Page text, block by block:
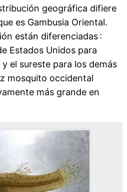
geográfica difiere
es Gambusia Oriental.
están diferenciadas :
Estados Unidos para
el sureste para los demás
mosquito occidental
más grande en